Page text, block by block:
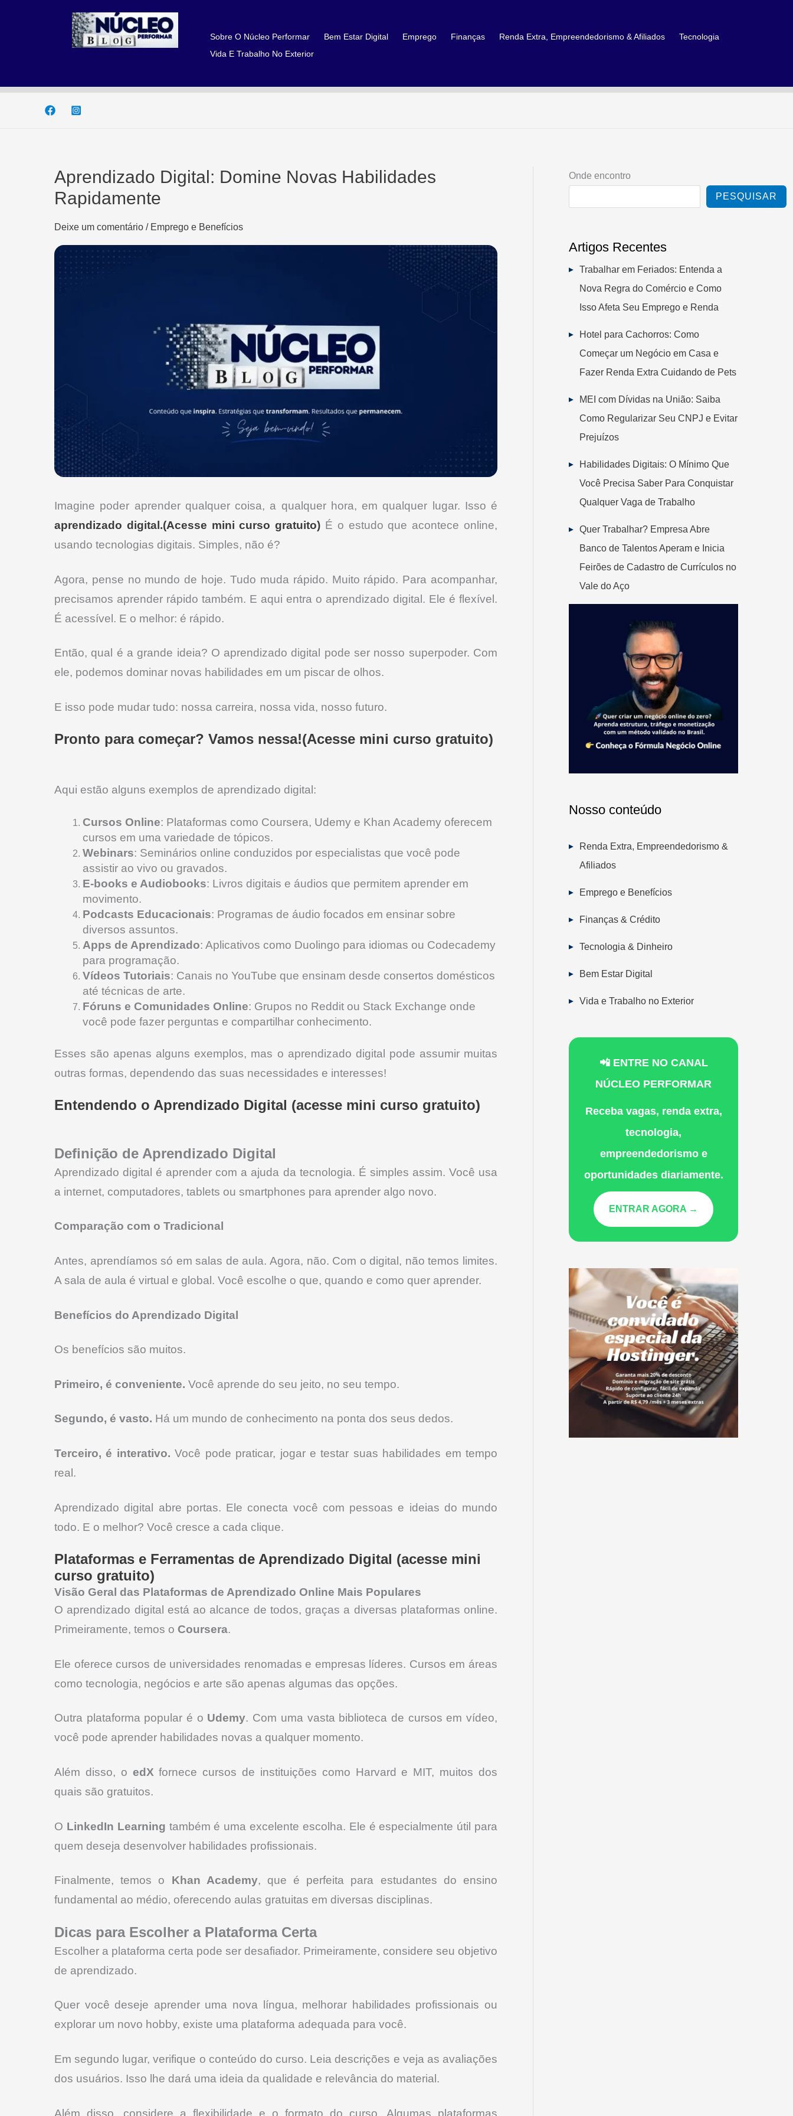
Sobre O Núcleo Performar Bem Estar Digital Emprego Finanças Renda Extra, Empreendedorismo & Afiliados
Tecnologia
Vida E Trabalho No Exterior
Aprendizado Digital: Domine Novas Habilidades
Rapidamente
Deixe um comentário / Emprego e Benefícios
Imagine poder aprender qualquer coisa, a qualquer hora, em qualquer lugar. Isso é
aprendizado digital.(Acesse mini curso gratuito) É o estudo que acontece online,
usando tecnologias digitais. Simples, não é?
Agora, pense no mundo de hoje. Tudo muda rápido. Muito rápido. Para acompanhar,
precisamos aprender rápido também. E aqui entra o aprendizado digital. Ele é flexível.
É acessível. E o melhor: é rápido.
Então, qual é a grande ideia? O aprendizado digital pode ser nosso superpoder. Com
ele, podemos dominar novas habilidades em um piscar de olhos.
E isso pode mudar tudo: nossa carreira, nossa vida, nosso futuro.
Pronto para começar? Vamos nessa!(Acesse mini curso gratuito)
Aqui estão alguns exemplos de aprendizado digital:
Cursos Online: Plataformas como Coursera, Udemy e Khan Academy oferecem
cursos em uma variedade de tópicos.
Webinars: Seminários online conduzidos por especialistas que você pode
assistir ao vivo ou gravados.
E-books e Audiobooks: Livros digitais e áudios que permitem aprender em
movimento.
Podcasts Educacionais: Programas de áudio focados em ensinar sobre
diversos assuntos.
Apps de Aprendizado: Aplicativos como Duolingo para idiomas ou Codecademy
para programação.
Vídeos Tutoriais: Canais no YouTube que ensinam desde consertos domésticos
até técnicas de arte.
Fóruns e Comunidades Online: Grupos no Reddit ou Stack Exchange onde
você pode fazer perguntas e compartilhar conhecimento.
Esses são apenas alguns exemplos, mas o aprendizado digital pode assumir muitas
outras formas, dependendo das suas necessidades e interesses!
Entendendo o Aprendizado Digital (acesse mini curso gratuito)
Definição de Aprendizado Digital
Aprendizado digital é aprender com a ajuda da tecnologia. É simples assim. Você usa
a internet, computadores, tablets ou smartphones para aprender algo novo.
Comparação com o Tradicional
Antes, aprendíamos só em salas de aula. Agora, não. Com o digital, não temos limites.
A sala de aula é virtual e global. Você escolhe o que, quando e como quer aprender.
Benefícios do Aprendizado Digital
Os benefícios são muitos.
Primeiro, é conveniente. Você aprende do seu jeito, no seu tempo.
Segundo, é vasto. Há um mundo de conhecimento na ponta dos seus dedos.
Terceiro, é interativo. Você pode praticar, jogar e testar suas habilidades em tempo
real.
Aprendizado digital abre portas. Ele conecta você com pessoas e ideias do mundo
todo. E o melhor? Você cresce a cada clique.
Plataformas e Ferramentas de Aprendizado Digital (acesse mini
curso gratuito)
Visão Geral das Plataformas de Aprendizado Online Mais Populares
O aprendizado digital está ao alcance de todos, graças a diversas plataformas online.
Primeiramente, temos o Coursera.
Ele oferece cursos de universidades renomadas e empresas líderes. Cursos em áreas
como tecnologia, negócios e arte são apenas algumas das opções.
Outra plataforma popular é o Udemy. Com uma vasta biblioteca de cursos em vídeo,
você pode aprender habilidades novas a qualquer momento.
Além disso, o edX fornece cursos de instituições como Harvard e MIT, muitos dos
quais são gratuitos.
O LinkedIn Learning também é uma excelente escolha. Ele é especialmente útil para
quem deseja desenvolver habilidades profissionais.
Finalmente, temos o Khan Academy, que é perfeita para estudantes do ensino
fundamental ao médio, oferecendo aulas gratuitas em diversas disciplinas.
Dicas para Escolher a Plataforma Certa
Escolher a plataforma certa pode ser desafiador. Primeiramente, considere seu objetivo
de aprendizado.
Quer você deseje aprender uma nova língua, melhorar habilidades profissionais ou
explorar um novo hobby, existe uma plataforma adequada para você.
Em segundo lugar, verifique o conteúdo do curso. Leia descrições e veja as avaliações
dos usuários. Isso lhe dará uma ideia da qualidade e relevância do material.
Além disso, considere a flexibilidade e o formato do curso. Algumas plataformas
Onde encontro
PESQUISAR
Artigos Recentes
Trabalhar em Feriados: Entenda a
Nova Regra do Comércio e Como
Isso Afeta Seu Emprego e Renda
Hotel para Cachorros: Como
Começar um Negócio em Casa e
Fazer Renda Extra Cuidando de Pets
MEI com Dívidas na União: Saiba
Como Regularizar Seu CNPJ e Evitar
Prejuízos
Habilidades Digitais: O Mínimo Que
Você Precisa Saber Para Conquistar
Qualquer Vaga de Trabalho
Quer Trabalhar? Empresa Abre
Banco de Talentos Aperam e Inicia
Feirões de Cadastro de Currículos no
Vale do Aço
Nosso conteúdo
Renda Extra, Empreendedorismo &
Afiliados
Emprego e Benefícios
Finanças & Crédito
Tecnologia & Dinheiro
Bem Estar Digital
Vida e Trabalho no Exterior
📲 ENTRE NO CANAL
NÚCLEO PERFORMAR
Receba vagas, renda extra,
tecnologia,
empreendedorismo e
oportunidades diariamente.
ENTRAR AGORA →